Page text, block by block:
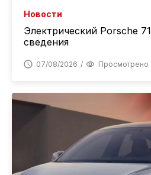
Новости
Электрический Porsche
сведения
07/08/2026 Просмотрено